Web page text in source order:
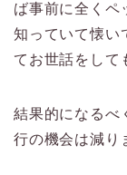
ば事前に全くペ
知っていて懐い
てお世話をして
結果的になるべ
行の機会は減り